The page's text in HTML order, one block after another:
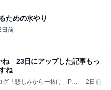
ための水やり
日前
ね 23日にアップした記事もっ
ね
「悲しみから一抜け」Pow
2日前